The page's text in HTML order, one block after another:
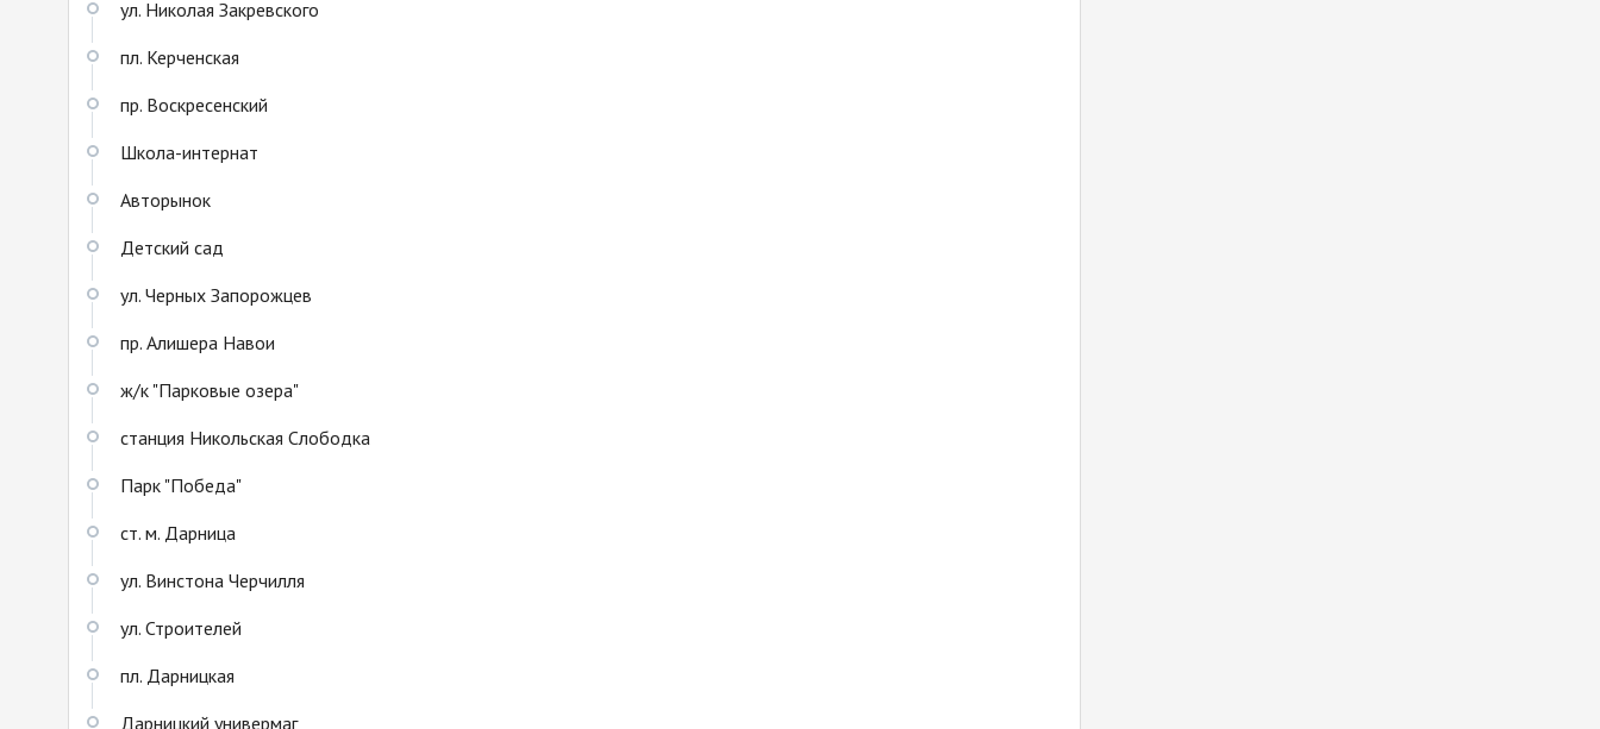
ул. Николая Закревского
пл. Керченская
пр. Воскресенский
Школа-интернат
Авторынок
Детский сад
ул. Черных Запорожцев
пр. Алишера Навои
ж/к "Парковые озера"
станция Никольская Слободка
Парк "Победа"
ст. м. Дарница
ул. Винстона Черчилля
ул. Строителей
пл. Дарницкая
Дарницкий универмаг